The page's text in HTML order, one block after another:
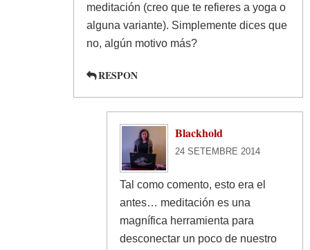
meditación (creo que te refieres a yoga o
alguna variante). Simplemente dices que
no, algún motivo más?
RESPON
Blackhold
24 SETEMBRE 2014
Tal como comento, esto era el
antes… meditación es una
magnífica herramienta para
desconectar un poco de nuestro